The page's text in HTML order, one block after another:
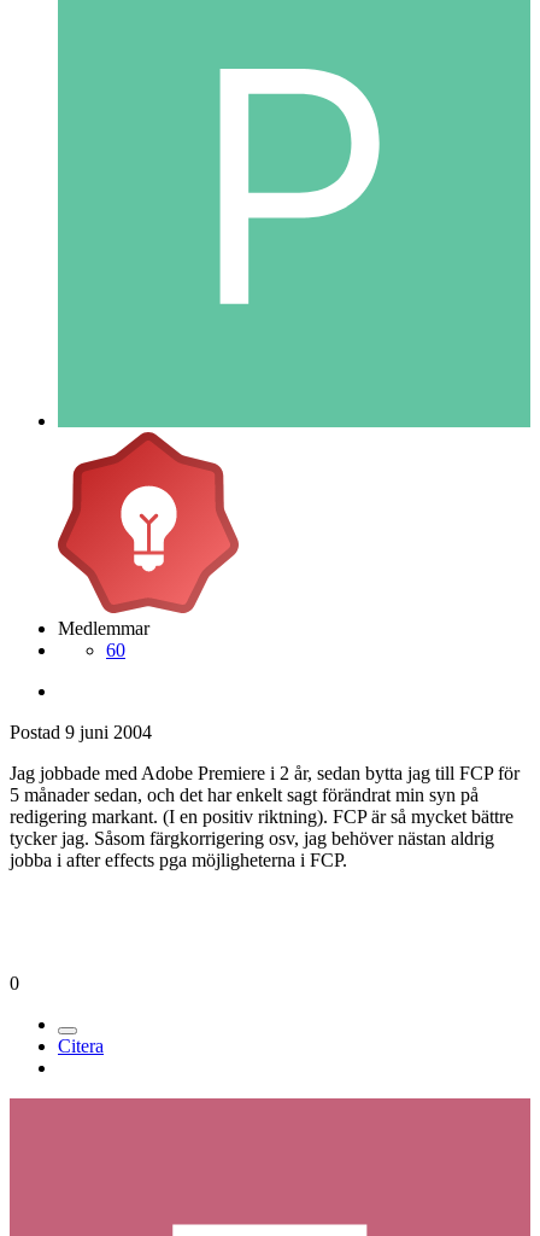
Medlemmar
60
Postad 9 juni 2004
Jag jobbade med Adobe Premiere i 2 år, sedan bytta jag till FCP för
5 månader sedan, och det har enkelt sagt förändrat min syn på
redigering markant. (I en positiv riktning). FCP är så mycket bättre
tycker jag. Såsom färgkorrigering osv, jag behöver nästan aldrig
jobba i after effects pga möjligheterna i FCP.
0
Citera